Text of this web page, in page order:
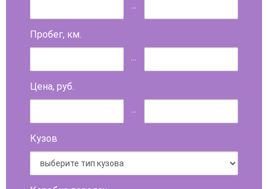
...
Пробег, км.
...
Цена, руб.
...
Кузов